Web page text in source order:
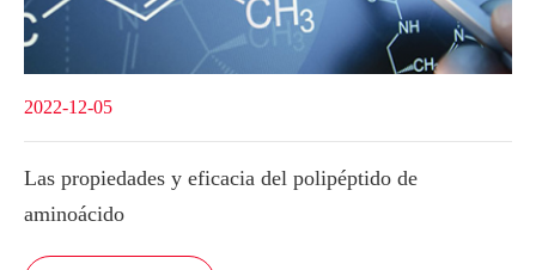
2022-12-05
Las propiedades y eficacia del polipéptido de
aminoácido